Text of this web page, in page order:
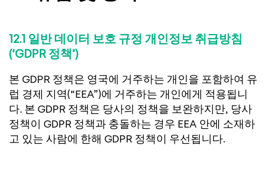
12.1 일반 데이터 보호 규정 개인정보 취급방침
(‘GDPR 정책’)
본 GDPR 정책은 영국에 거주하는 개인을 포함하여 유
럽 경제 지역(“EEA”)에 거주하는 개인에게 적용됩니
다. 본 GDPR 정책은 당사의 정책을 보완하지만, 당사
정책이 GDPR 정책과 충돌하는 경우 EEA 안에 소재하
고 있는 사람에 한해 GDPR 정책이 우선됩니다.